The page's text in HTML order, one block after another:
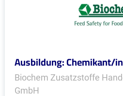
Ausbildung: Chemikant/
Biochem Zusatzstoffe
GmbH